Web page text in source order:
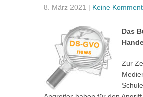
8. März 2021 | Keine
Das
Zur